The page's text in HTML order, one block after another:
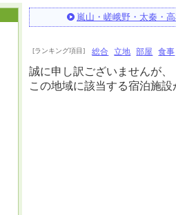
嵐山・嵯峨野・太秦・
[ランキング項目] 総合 立地 部屋 食事
誠に申し訳ございませんが、
この地域に該当する宿泊施